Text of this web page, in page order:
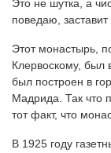
Это не шутка, а
поведаю, заставит
Этот монастырь,
Клервоскому, был
был построен в
Мадрида. Так что
тот факт, что
В 1925 году